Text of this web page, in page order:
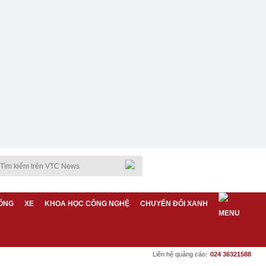
XE KHOA HỌC CÔNG NGHỆ CHUYỂN ĐỔI XANH
Liên hệ quảng cáo: 024 36321588